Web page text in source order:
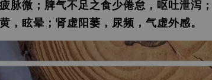
脉微；脾气不足之食少倦怠，呕吐泄泻
，眩晕；肾虚阳萎，尿频，气虚外感。